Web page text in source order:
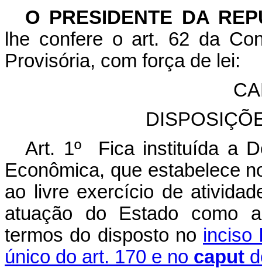
O PRESIDENTE DA
lhe confere o art. 62 da
Provisória, com força de lei:
Art. 1º Fica instituída a
Econômica, que estabelece
ao livre exercício de
atuação do Estado como
termos do disposto no inciso
único do art. 170 e no caput